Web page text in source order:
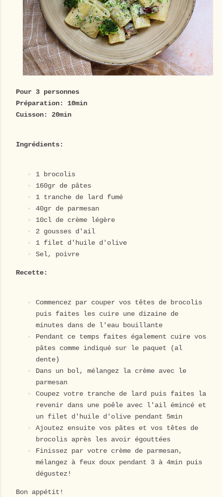
Pour 3 personnes
Préparation: 10min
Cuisson: 20min
Ingrédients:
1 brocolis
160gr de pâtes
1 tranche de lard fumé
40gr de parmesan
10cl de crème légère
2 gousses d'ail
1 filet d'huile d'olive
Sel, poivre
Recette:
Commencez par couper vos têtes de brocolis
puis faites les cuire une dizaine de
minutes dans de l'eau bouillante
Pendant ce temps faites également cuire vos
pâtes comme indiqué sur le paquet (al
dente)
Dans un bol, mélangez la crème avec le
parmesan
Coupez votre tranche de lard puis faites la
revenir dans une poêle avec l'ail émincé et
un filet d'huile d'olive pendant 5min
Ajoutez ensuite vos pâtes et vos têtes de
brocolis après les avoir égouttées
Finissez par votre crème de parmesan,
mélangez à feux doux pendant 3 à 4min puis
dégustez!
Bon appétit!